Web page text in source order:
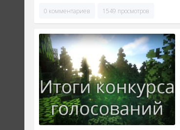
0 комментариев 1549 просмотров